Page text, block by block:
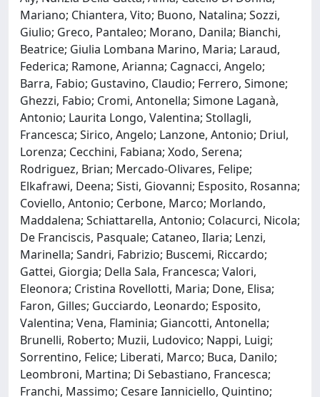
Mariano; Chiantera, Vito; Buono, Natalina; Sozzi,
Giulio; Greco, Pantaleo; Morano, Danila; Bianchi,
Beatrice; Giulia Lombana Marino, Maria; Laraud,
Federica; Ramone, Arianna; Cagnacci, Angelo;
Barra, Fabio; Gustavino, Claudio; Ferrero, Simone;
Ghezzi, Fabio; Cromi, Antonella; Simone Laganà,
Antonio; Laurita Longo, Valentina; Stollagli,
Francesca; Sirico, Angelo; Lanzone, Antonio; Driul,
Lorenza; Cecchini, Fabiana; Xodo, Serena;
Rodriguez, Brian; Mercado-Olivares, Felipe;
Elkafrawi, Deena; Sisti, Giovanni; Esposito, Rosanna;
Coviello, Antonio; Cerbone, Marco; Morlando,
Maddalena; Schiattarella, Antonio; Colacurci, Nicola;
De Franciscis, Pasquale; Cataneo, Ilaria; Lenzi,
Marinella; Sandri, Fabrizio; Buscemi, Riccardo;
Gattei, Giorgia; Della Sala, Francesca; Valori,
Eleonora; Cristina Rovellotti, Maria; Done, Elisa;
Faron, Gilles; Gucciardo, Leonardo; Esposito,
Valentina; Vena, Flaminia; Giancotti, Antonella;
Brunelli, Roberto; Muzii, Ludovico; Nappi, Luigi;
Sorrentino, Felice; Liberati, Marco; Buca, Danilo;
Leombroni, Martina; Di Sebastiano, Francesca;
Franchi, Massimo; Cesare Ianniciello, Quintino;